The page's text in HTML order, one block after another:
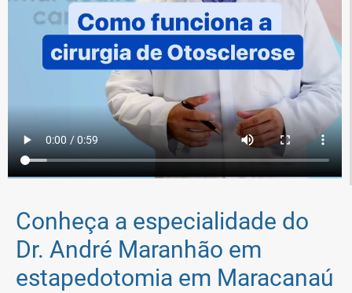
Conheça a especialidade do
Dr. André Maranhão em
estapedotomia em Maracanaú